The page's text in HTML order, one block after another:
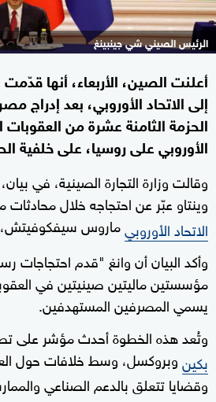
الرئيس الصيني شي جينبينغ
أعلنت الصين، الأربعاء، أنها
إلى الاتحاد الأوروبي، بعد
الحزمة الثامنة عشرة من
الأوروبي على روسيا، على خلفية
وقالت وزارة التجارة الصينية، في بيان،
وينتاو عبّر عن احتجاجه خلال
الاتحاد الأوروبيماروس سيفكوفيتش،
وأكد البيان أن وانغ "قدم احتجاجات
مؤسستين ماليتين صينيتين في
يسمي المصرفين المستهدفين.
وتُعد هذه الخطوة أحدث مؤشر على
بكينوبروكسل، وسط خلافات حول
وقضايا تتعلق بالدعم الصناعي